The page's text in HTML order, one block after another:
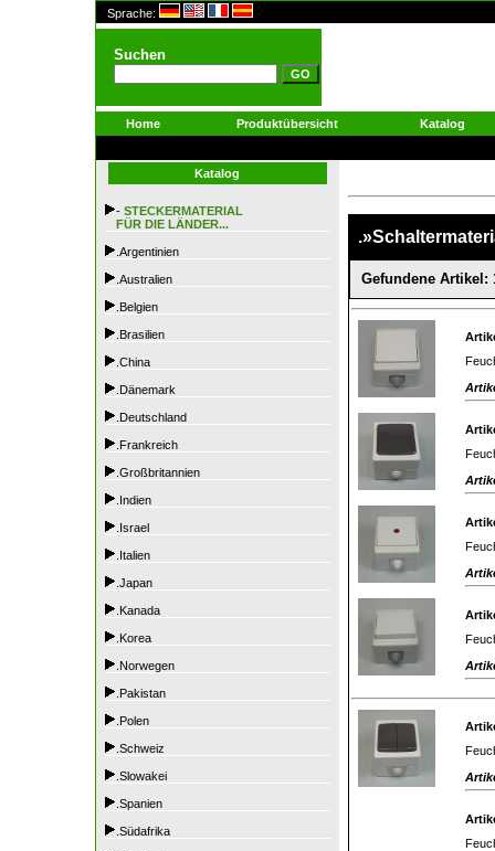
Sprache:
Suchen
Home Produktübersicht Katalog
Katalog
- STECKERMATERIAL
FÜR DIE LÄNDER...
.Argentinien
.Australien
.Belgien
.Brasilien
.China
.Dänemark
.Deutschland
.Frankreich
.Großbritannien
.Indien
.Israel
.Italien
.Japan
.Kanada
.Korea
.Norwegen
.Pakistan
.Polen
.Schweiz
.Slowakei
.Spanien
.Südafrika
Gefundene Artikel: